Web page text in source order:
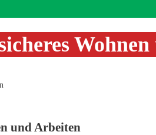
und Arbeiten